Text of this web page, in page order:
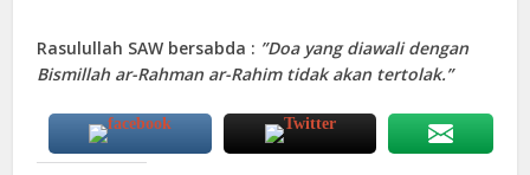
Rasulullah SAW bersabda : ”Doa yang diawali dengan
Bismillah ar-Rahman ar-Rahim tidak akan tertolak.”